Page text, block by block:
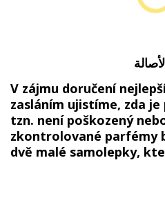
V zájmu doručení
zasláním ujistíme, zda
tzn. není poškozený
zkontrolované parfémy
dvě malé samolepky,